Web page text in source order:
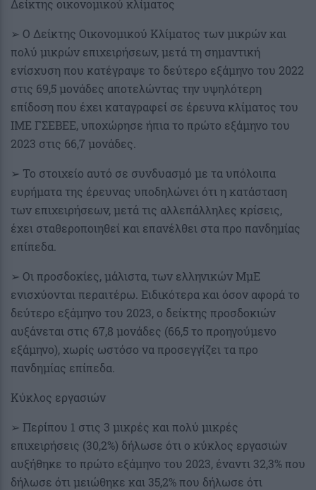
Δείκτης οικονομικού κλίματος
➢ Ο Δείκτης Οικονομικού Κλίματος των μικρών και
πολύ μικρών επιχειρήσεων, μετά τη σημαντική
ενίσχυση που κατέγραψε το δεύτερο εξάμηνο του 2022
στις 69,5 μονάδες αποτελώντας την υψηλότερη
επίδοση που έχει καταγραφεί σε έρευνα κλίματος του
ΙΜΕ ΓΣΕΒΕΕ, υποχώρησε ήπια το πρώτο εξάμηνο του
2023 στις 66,7 μονάδες.
➢ Το στοιχείο αυτό σε συνδυασμό με τα υπόλοιπα
ευρήματα της έρευνας υποδηλώνει ότι η κατάσταση
των επιχειρήσεων, μετά τις αλλεπάλληλες κρίσεις,
έχει σταθεροποιηθεί και επανέλθει στα προ πανδημίας
επίπεδα.
➢ Οι προσδοκίες, μάλιστα, των ελληνικών ΜμΕ
ενισχύονται περαιτέρω. Ειδικότερα και όσον αφορά το
δεύτερο εξάμηνο του 2023, ο δείκτης προσδοκιών
αυξάνεται στις 67,8 μονάδες (66,5 το προηγούμενο
εξάμηνο), χωρίς ωστόσο να προσεγγίζει τα προ
πανδημίας επίπεδα.
Κύκλος εργασιών
➢ Περίπου 1 στις 3 μικρές και πολύ μικρές
επιχειρήσεις (30,2%) δήλωσε ότι ο κύκλος εργασιών
αυξήθηκε το πρώτο εξάμηνο του 2023, έναντι 32,3% που
δήλωσε ότι μειώθηκε και 35,2% που δήλωσε ότι